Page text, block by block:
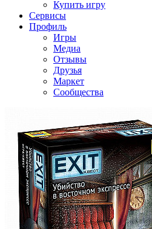
Купить игру
Сервисы
Профиль
Игры
Медиа
Отзывы
Друзья
Маркет
Сообщества